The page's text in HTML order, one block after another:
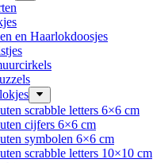
en Haarlokdoosjes
scrabble letters 6×6 cm
cijfers 6×6 cm
symbolen 6×6 cm
scrabble letters 10×10 cm